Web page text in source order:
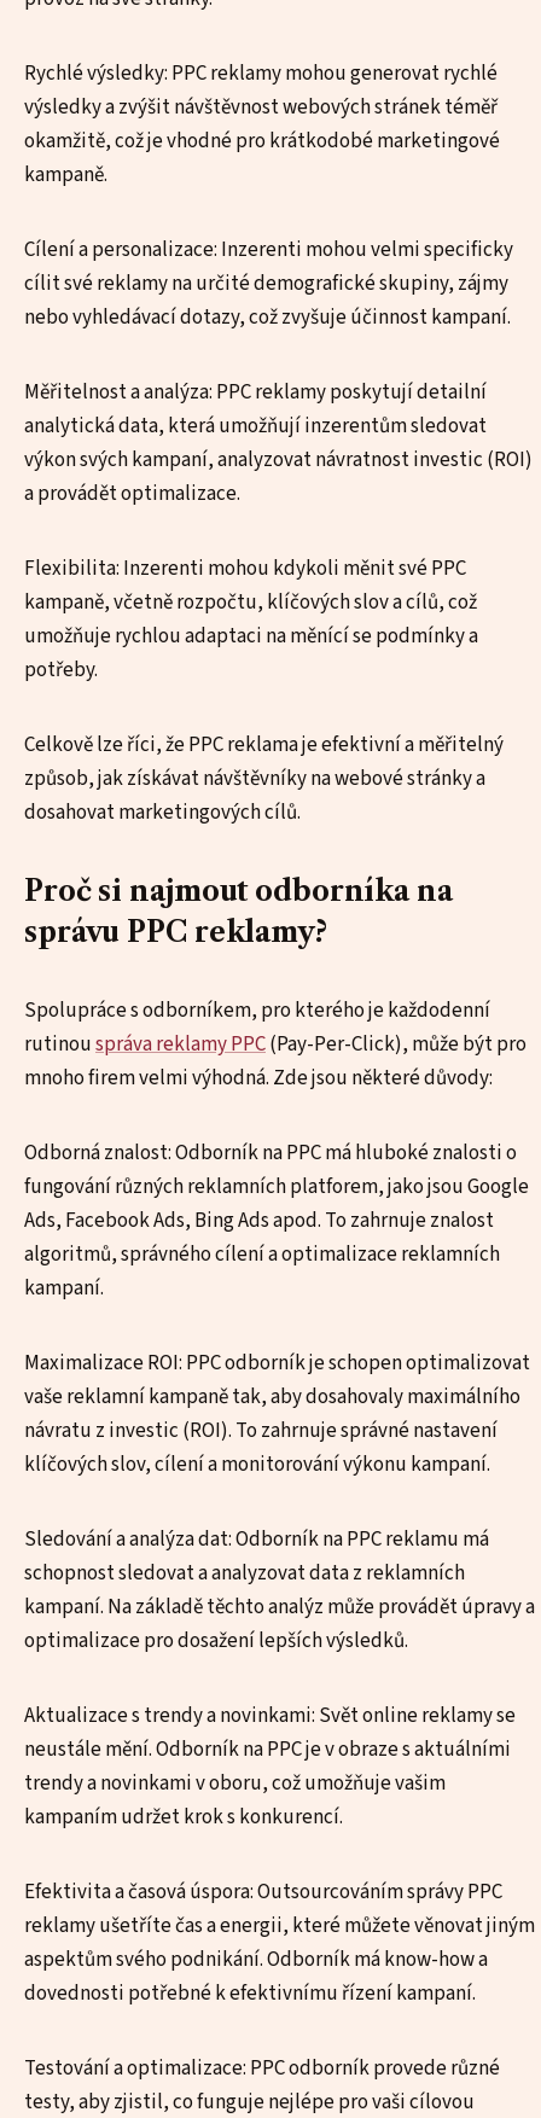
Rychlé výsledky: PPC reklamy mohou generovat rychlé
výsledky a zvýšit návštěvnost webových stránek téměř
okamžitě, což je vhodné pro krátkodobé marketingové
kampaně.
Cílení a personalizace: Inzerenti mohou velmi specificky
cílit své reklamy na určité demografické skupiny, zájmy
nebo vyhledávací dotazy, což zvyšuje účinnost kampaní.
Měřitelnost a analýza: PPC reklamy poskytují detailní
analytická data, která umožňují inzerentům sledovat
výkon svých kampaní, analyzovat návratnost investic (ROI)
a provádět optimalizace.
Flexibilita: Inzerenti mohou kdykoli měnit své PPC
kampaně, včetně rozpočtu, klíčových slov a cílů, což
umožňuje rychlou adaptaci na měnící se podmínky a
potřeby.
Celkově lze říci, že PPC reklama je efektivní a měřitelný
způsob, jak získávat návštěvníky na webové stránky a
dosahovat marketingových cílů.
Proč si najmout odborníka na
správu PPC reklamy?
Spolupráce s odborníkem, pro kterého je každodenní
rutinouspráva reklamy PPC(Pay-Per-Click), může být pro
mnoho firem velmi výhodná. Zde jsou některé důvody:
Odborná znalost: Odborník na PPC má hluboké znalosti o
fungování různých reklamních platforem, jako jsou Google
Ads, Facebook Ads, Bing Ads apod. To zahrnuje znalost
algoritmů, správného cílení a optimalizace reklamních
kampaní.
Maximalizace ROI: PPC odborník je schopen optimalizovat
vaše reklamní kampaně tak, aby dosahovaly maximálního
návratu z investic (ROI). To zahrnuje správné nastavení
klíčových slov, cílení a monitorování výkonu kampaní.
Sledování a analýza dat: Odborník na PPC reklamu má
schopnost sledovat a analyzovat data z reklamních
kampaní. Na základě těchto analýz může provádět úpravy a
optimalizace pro dosažení lepších výsledků.
Aktualizace s trendy a novinkami: Svět online reklamy se
neustále mění. Odborník na PPC je v obraze s aktuálními
trendy a novinkami v oboru, což umožňuje vašim
kampaním udržet krok s konkurencí.
Efektivita a časová úspora: Outsourcováním správy PPC
reklamy ušetříte čas a energii, které můžete věnovat jiným
aspektům svého podnikání. Odborník má know-how a
dovednosti potřebné k efektivnímu řízení kampaní.
Testování a optimalizace: PPC odborník provede různé
testy, aby zjistil, co funguje nejlépe pro vaši cílovou